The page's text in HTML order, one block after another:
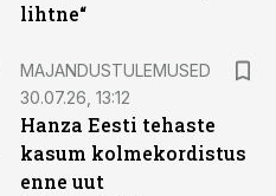
lihtne“
MAJANDUSTULEMUSED
30.07.26, 13:12
Hanza Eesti tehaste
kasum kolmekordistus
enne uut